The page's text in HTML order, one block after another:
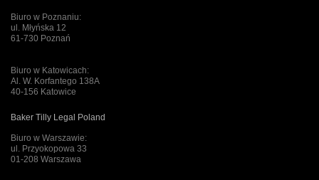
Biuro w Poznaniu:
ul. Młyńska 12
61-730 Poznań
Biuro w Katowicach:
Al. W. Korfantego 138A
40-156 Katowice
Baker Tilly Legal Poland
Biuro w Warszawie:
ul. Przyokopowa 33
01-208 Warszawa